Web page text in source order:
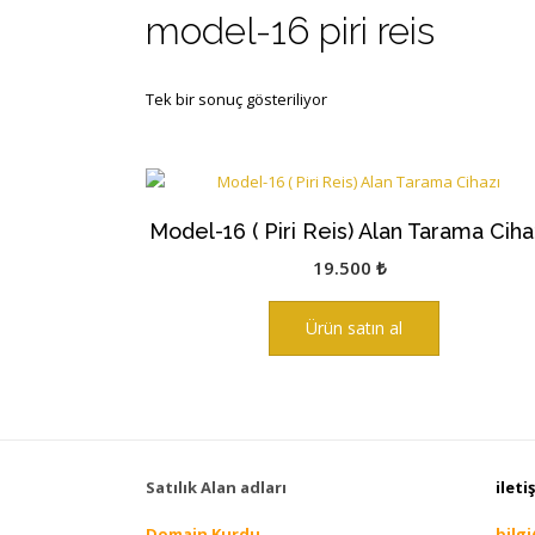
model-16 piri reis
Tek bir sonuç gösteriliyor
Model-16 ( Piri Reis) Alan Tarama
19.500 ₺
Ürün satın al
Satılık Alan adları